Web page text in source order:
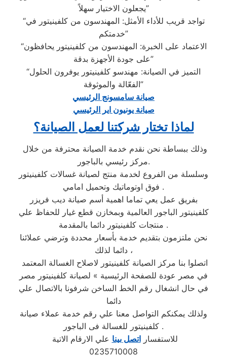
يجعلون الاختيار سهلاً”
“تواجد قريب للأداء الأمثل: المهندسون من كلفينيتور في
خدمتكم”
“الاعتماد على الخبرة: المهندسون من كلفينيتور يحافظون
على جودة الأجهزة بدقة”
“التميز في الصيانة: مهندسو كلفينيتور يوفرون الحلول
الفعّالة والموثوقة”
صيانة سامسونج الرئيسي
صيانة يونيون اير الرئيسي
لماذا تختار شركتنا لعمل الصيانة؟
مركز رئيسي بالباجور.
وسلسلة من الفروع لخدمة منتج لصيانة غسالات كلفينيتور
فوق اوتوماتيك وتحميل امامي .
بفريق عمل يعي تماما اهمية أسم صيانة ديب فريزر
كلفينيتور الباجور العالمية وبمخازن قطع غيار للحفاظ علي
منتجات كلفينيتور دائما بالمقدمة .
نحن ملتزمون بتقديم خدمة بأسعار محددة وترضي عملائنا
دائما لذلك ،
في مصر عودة للصفحة الرئيسية » لصيانة كلفينيتور مصر
في حال انشغال رقم الخط الساخن شرفونا بالاتصال علي
دائما
ولذلك يمكنكم التواصل معنا علي رقم خدمة عملاء صيانة
كلفينيتور للغسالة فى الباجور .
للاستفساراتصل بينا علي الارقام الاتية
0235710008